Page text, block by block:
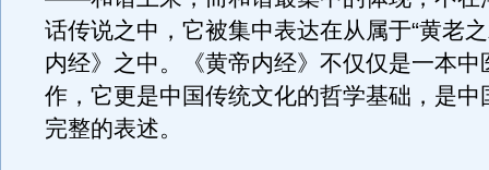
话传说之中，它被集中表达在从属于“黄老
内经》之中。《黄帝内经》不仅仅是一本中
作，它更是中国传统文化的哲学基础，是中
完整的表述。